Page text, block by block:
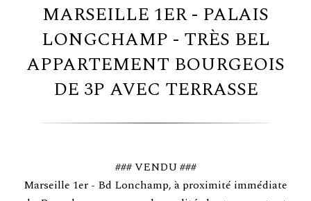
MARSEILLE 1ER - PALAIS
LONGCHAMP - TRÈS BEL
APPARTEMENT BOURGEOIS
DE 3P AVEC TERRASSE
### VENDU ###
Marseille 1er - Bd Lonchamp, à proximité immédiate